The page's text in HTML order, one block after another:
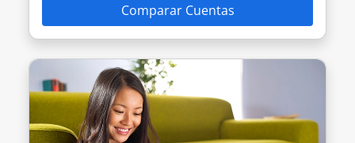
Comparar Cuentas